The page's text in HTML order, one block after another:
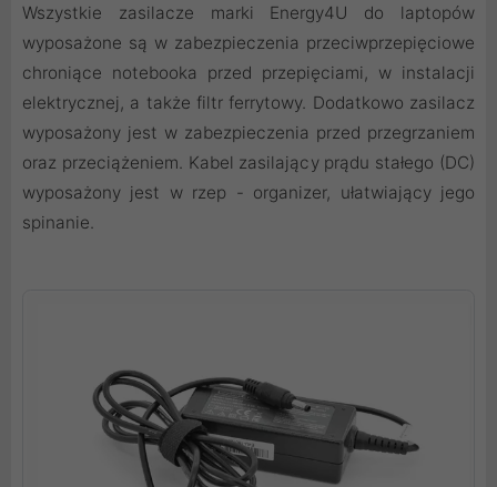
Wszystkie zasilacze marki Energy4U do laptopów
wyposażone są w zabezpieczenia przeciwprzepięciowe
chroniące notebooka przed przepięciami, w instalacji
elektrycznej, a także filtr ferrytowy. Dodatkowo zasilacz
wyposażony jest w zabezpieczenia przed przegrzaniem
oraz przeciążeniem. Kabel zasilający prądu stałego (DC)
wyposażony jest w rzep - organizer, ułatwiający jego
spinanie.